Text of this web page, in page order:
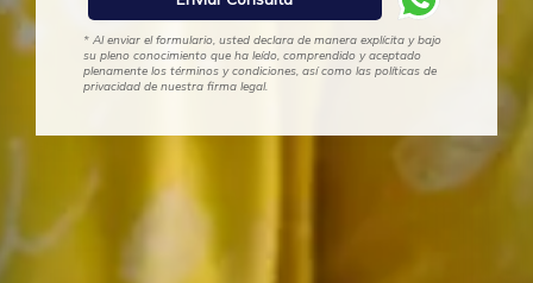
* Al enviar el formulario, usted declara de manera explícita y bajo
su pleno conocimiento que ha leído, comprendido y aceptado
plenamente los términos y condiciones, así como las políticas de
privacidad de nuestra firma legal.